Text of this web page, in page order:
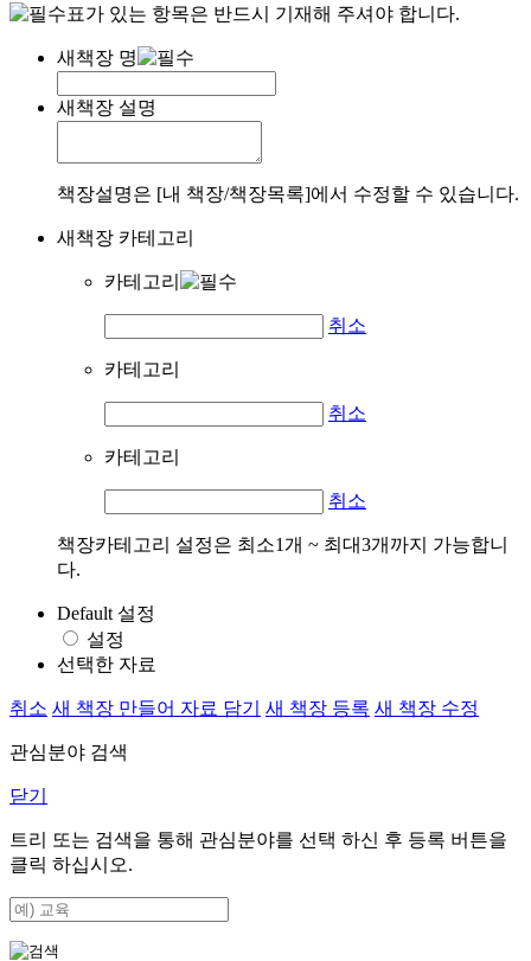
표가 있는 항목은 반드시 기재해 주셔야 합니다.
새책장 명
새책장 설명
책장설명은 [내 책장/책장목록]에서 수정할 수 있습니다.
새책장 카테고리
카테고리
취소
카테고리
취소
카테고리
취소
책장카테고리 설정은 최소1개 ~ 최대3개까지 가능합니
다.
Default 설정
설정
선택한 자료
취소 새 책장 만들어 자료 담기 새 책장 등록 새 책장 수정
관심분야 검색
닫기
트리 또는 검색을 통해 관심분야를 선택 하신 후 등록 버튼을
클릭 하십시오.